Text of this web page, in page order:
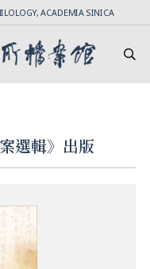
ACADEMIA SINICA
選輯》出版